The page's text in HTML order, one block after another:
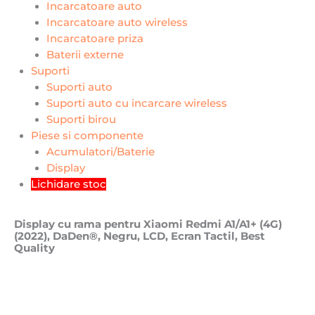
Incarcatoare auto
Incarcatoare auto wireless
Incarcatoare priza
Baterii externe
Suporti
Suporti auto
Suporti auto cu incarcare wireless
Suporti birou
Piese si componente
Acumulatori/Baterie
Display
Lichidare stoc
Display cu rama pentru Xiaomi Redmi A1/A1+ (4G)
(2022), DaDen®, Negru, LCD, Ecran Tactil, Best
Quality